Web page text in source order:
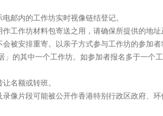
邮内的工作坊实时视像链结登记。
工作坊材料包寄送之用，请确保所提供的地
被安排重寄。以亲子方式参与工作坊的参加者
」的其中一个工作坊。如参加者报名多于一个
名额或转班。
像片段可能被公开作香港特别行政区政府、环